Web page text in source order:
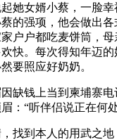
女婿小蔡，一脸幸
的强项，他会做出
户户都吃麦饼筒，
快。每次得知年迈
要照应好奶奶。
钱上当到柬埔寨电
：“听伴侣说正在何
到本人的用武之地